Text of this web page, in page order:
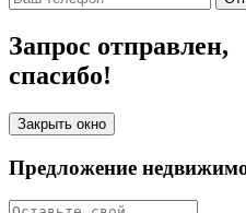
Запрос отправлен,
спасибо!
Закрыть окно
Предложение